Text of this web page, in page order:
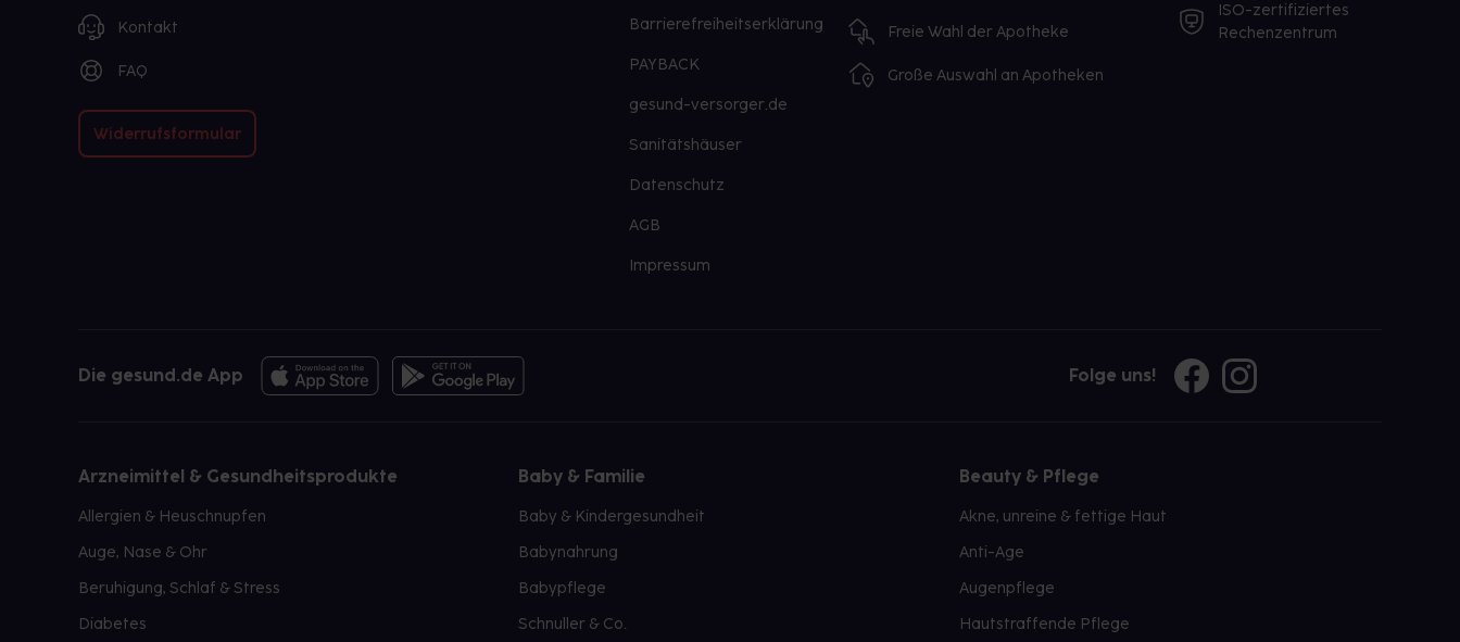
Kontakt
FAQ
Widerrufsformular
Barrierefreiheitserklärung
PAYBACK
gesund-versorger.de
Sanitätshäuser
Datenschutz
AGB
Impressum
Freie Wahl der Apotheke
Große Auswahl an Apotheken
ISO-zertifiziertes
Rechenzentrum
Die gesund.de App Folge uns!
Arzneimittel & Gesundheitsprodukte
Allergien & Heuschnupfen
Auge, Nase & Ohr
Beruhigung, Schlaf & Stress
Diabetes
Baby & Familie
Baby & Kindergesundheit
Babynahrung
Babypflege
Schnuller & Co.
Beauty & Pflege
Akne, unreine & fettige Haut
Anti-Age
Augenpflege
Hautstraffende Pflege